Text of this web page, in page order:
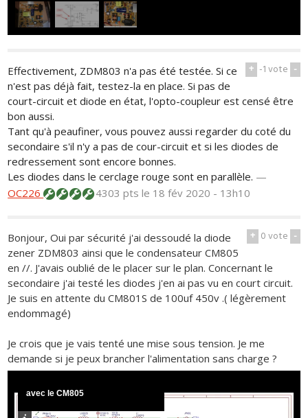
+ -1vote -
Effectivement, ZDM803 n'a pas été testée. Si ce
n'est pas déjà fait, testez-la en place. Si pas de
court-circuit et diode en état, l'opto-coupleur est censé être
bon aussi.
Tant qu'à peaufiner, vous pouvez aussi regarder du coté du
secondaire s'il n'y a pas de cour-circuit et si les diodes de
redressement sont encore bonnes.
Les diodes dans le cerclage rouge sont en parallèle. —
OC226
4303 ptsle 18 fév 2020 - 13h10
+ 0vote -
Bonjour, Oui par sécurité j'ai dessoudé la diode
zener ZDM803 ainsi que le condensateur CM805
en //. J'avais oublié de le placer sur le plan. Concernant le
secondaire j'ai testé les diodes j'en ai pas vu en court circuit.
Je suis en attente du CM801S de 100uf 450v .( légèrement
endommagé)
Je crois que je vais tenté une mise sous tension. Je me
demande si je peux brancher l'alimentation sans charge ?
avec le CM805